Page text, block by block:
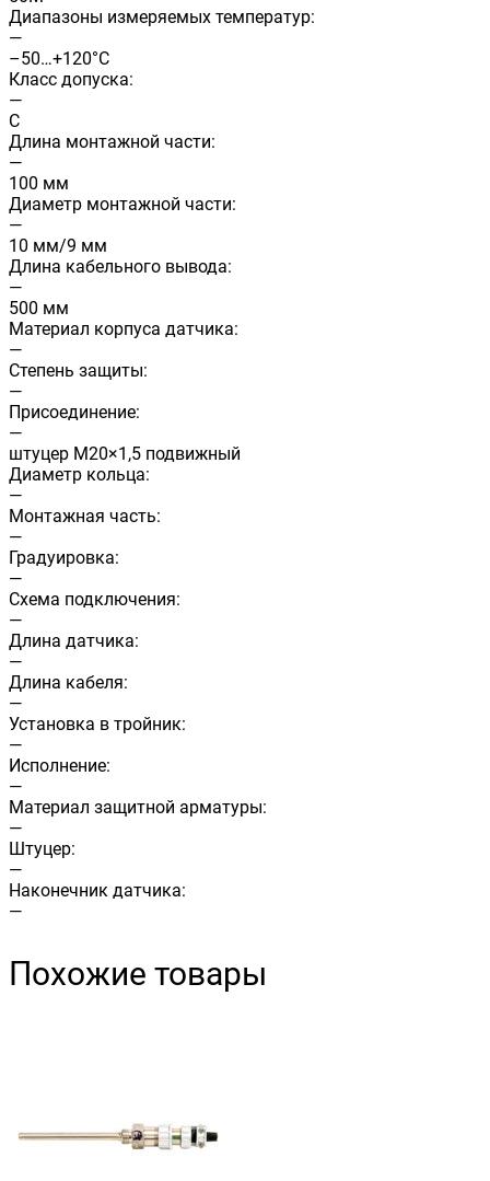
Диапазоны измеряемых температур:
—
–50…+120°C
Класс допуска:
—
C
Длина монтажной части:
—
100 мм
Диаметр монтажной части:
—
10 мм/9 мм
Длина кабельного вывода:
—
500 мм
Материал корпуса датчика:
—
Степень защиты:
—
Присоединение:
—
штуцер М20×1,5 подвижный
Диаметр кольца:
—
Монтажная часть:
—
Градуировка:
—
Схема подключения:
—
Длина датчика:
—
Длина кабеля:
—
Установка в тройник:
—
Исполнение:
—
Материал защитной арматуры:
—
Штуцер:
—
Наконечник датчика:
—
Похожие товары